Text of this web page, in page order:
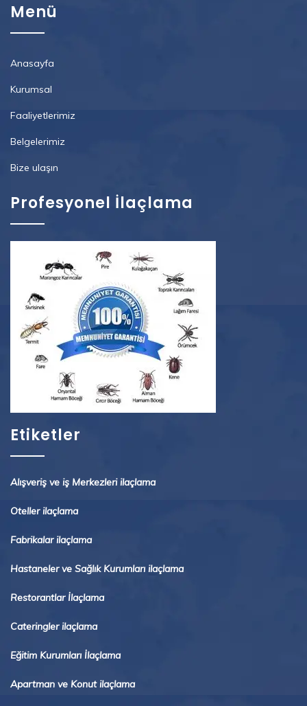
Menü
Anasayfa
Kurumsal
Faaliyetlerimiz
Belgelerimiz
Bize ulaşın
Profesyonel İlaçlama
Etiketler
Alışveriş ve iş Merkezleri ilaçlama
Oteller ilaçlama
Fabrikalar ilaçlama
Hastaneler ve Sağlık Kurumları ilaçlama
Restorantlar İlaçlama
Cateringler ilaçlama
Eğitim Kurumları İlaçlama
Apartman ve Konut ilaçlama